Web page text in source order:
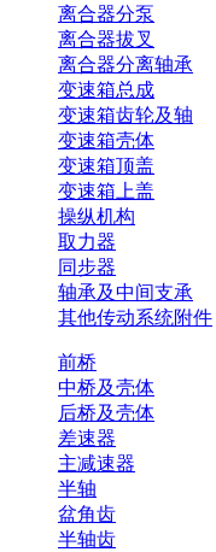
离合器分泵
离合器拔叉
离合器分离轴承
变速箱总成
变速箱齿轮及轴
变速箱壳体
变速箱顶盖
变速箱上盖
操纵机构
取力器
同步器
轴承及中间支承
其他传动系统附件
前桥
中桥及壳体
后桥及壳体
差速器
主减速器
半轴
盆角齿
半轴齿